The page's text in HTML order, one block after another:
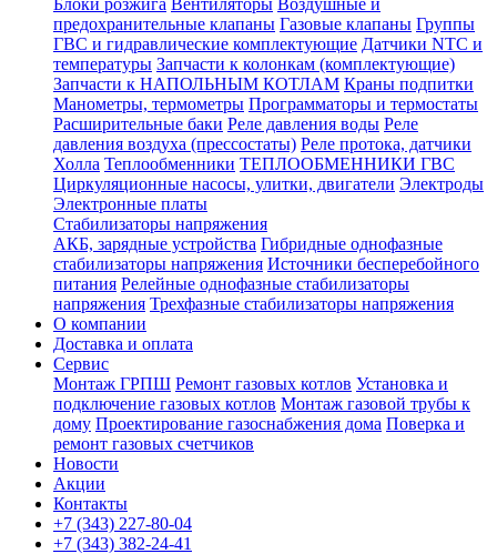
Блоки розжига Вентиляторы Воздушные и
предохранительные клапаны Газовые клапаны Группы
ГВС и гидравлические комплектующие Датчики NTC и
температуры Запчасти к колонкам (комплектующие)
Запчасти к НАПОЛЬНЫМ КОТЛАМ Краны подпитки
Манометры, термометры Программаторы и термостаты
Расширительные баки Реле давления воды Реле
давления воздуха (прессостаты) Реле протока, датчики
Холла Теплообменники ТЕПЛООБМЕННИКИ ГВС
Циркуляционные насосы, улитки, двигатели Электроды
Электронные платы
Стабилизаторы напряжения
АКБ, зарядные устройства Гибридные однофазные
стабилизаторы напряжения Источники бесперебойного
питания Релейные однофазные стабилизаторы
напряжения Трехфазные стабилизаторы напряжения
О компании
Доставка и оплата
Сервис
Монтаж ГРПШ Ремонт газовых котлов Установка и
подключение газовых котлов Монтаж газовой трубы к
дому Проектирование газоснабжения дома Поверка и
ремонт газовых счетчиков
Новости
Акции
Контакты
+7 (343) 227-80-04
+7 (343) 382-24-41